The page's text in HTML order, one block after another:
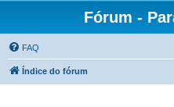
Fórum -
FAQ
Índice do fórum